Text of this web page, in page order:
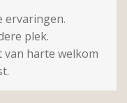
ervaringen.
plek.
van harte welkom